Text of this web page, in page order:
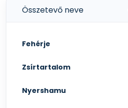
Összetevő neve
Fehérje
Zsírtartalom
Nyershamu